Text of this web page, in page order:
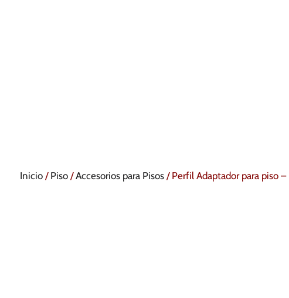
Inicio/ Piso/Accesorios para Pisos/ Perfil Adaptador para piso